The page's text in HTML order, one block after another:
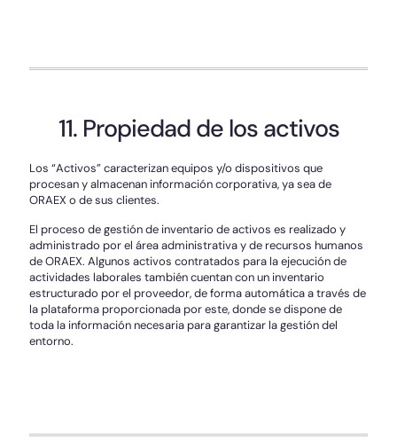
11. Propiedad de los activos
Los “Activos” caracterizan equipos y/o dispositivos que
procesan y almacenan información corporativa, ya sea de
ORAEX o de sus clientes.
El proceso de gestión de inventario de activos es realizado y
administrado por el área administrativa y de recursos humanos
de ORAEX. Algunos activos contratados para la ejecución de
actividades laborales también cuentan con un inventario
estructurado por el proveedor, de forma automática a través de
la plataforma proporcionada por este, donde se dispone de
toda la información necesaria para garantizar la gestión del
entorno.